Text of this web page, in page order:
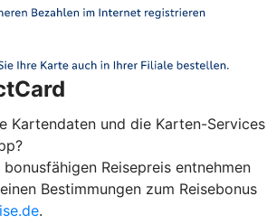
Kartendaten und die Karten-Services
Reisepreis entnehmen
Bestimmungen zum Reisebonus
.